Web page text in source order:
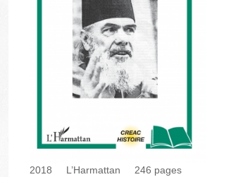
2018 L’Harmattan 246 pages